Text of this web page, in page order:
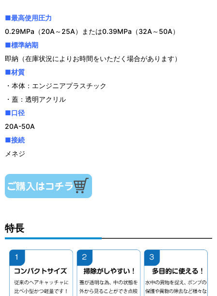
■最高使用圧力
0.29MPa（20A～25A）または0.39MPa（32A～50A）
■標準納期
即納（在庫状況によりお時間をいただく場合があります）
■材質
・本体：エンジニアプラスチック
・蓋：透明アクリル
■口径
20A-50A
■接続
メネジ
特長